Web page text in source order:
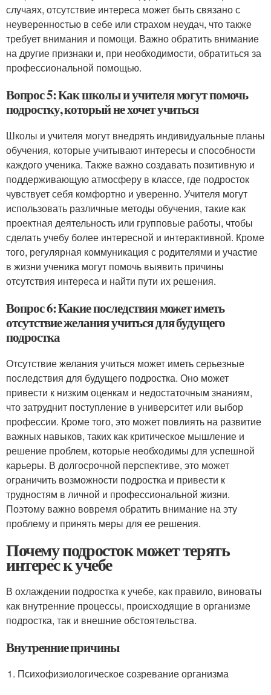
случаях, отсутствие интереса может быть связано с
неуверенностью в себе или страхом неудач, что также
требует внимания и помощи. Важно обратить внимание
на другие признаки и, при необходимости, обратиться за
профессиональной помощью.
Вопрос 5: Как школы и учителя могут помочь
подростку, который не хочет учиться
Школы и учителя могут внедрять индивидуальные планы
обучения, которые учитывают интересы и способности
каждого ученика. Также важно создавать позитивную и
поддерживающую атмосферу в классе, где подросток
чувствует себя комфортно и уверенно. Учителя могут
использовать различные методы обучения, такие как
проектная деятельность или групповые работы, чтобы
сделать учебу более интересной и интерактивной. Кроме
того, регулярная коммуникация с родителями и участие
в жизни ученика могут помочь выявить причины
отсутствия интереса и найти пути их решения.
Вопрос 6: Какие последствия может иметь
отсутствие желания учиться для будущего
подростка
Отсутствие желания учиться может иметь серьезные
последствия для будущего подростка. Оно может
привести к низким оценкам и недостаточным знаниям,
что затруднит поступление в университет или выбор
профессии. Кроме того, это может повлиять на развитие
важных навыков, таких как критическое мышление и
решение проблем, которые необходимы для успешной
карьеры. В долгосрочной перспективе, это может
ограничить возможности подростка и привести к
трудностям в личной и профессиональной жизни.
Поэтому важно вовремя обратить внимание на эту
проблему и принять меры для ее решения.
Почему подросток может терять
интерес к учебе
В охлаждении подростка к учебе, как правило, виноваты
как внутренние процессы, происходящие в организме
подростка, так и внешние обстоятельства.
Внутренние причины
Психофизиологическое созревание организма